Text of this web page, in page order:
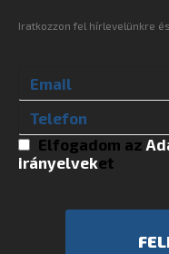
Iratkozzon fel hírlevelünkre
Elfogadom az
irányelveket